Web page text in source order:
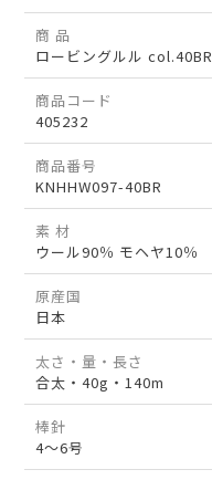
商 品
ロービングルル col.40BR
商品コード
405232
商品番号
KNHHW097-40BR
素 材
ウール90％ モヘヤ10％
原産国
日本
太さ・量・長さ
合太・40g・140m
棒針
4～6号